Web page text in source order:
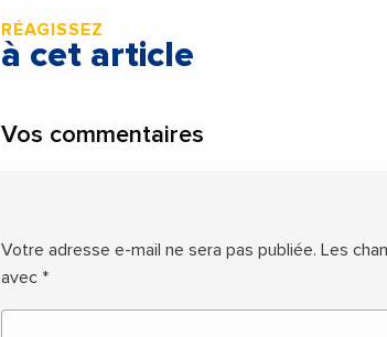
RÉAGISSEZ
à cet article
Vos commentaires
Votre adresse e-mail ne sera pas publiée. Les
avec *